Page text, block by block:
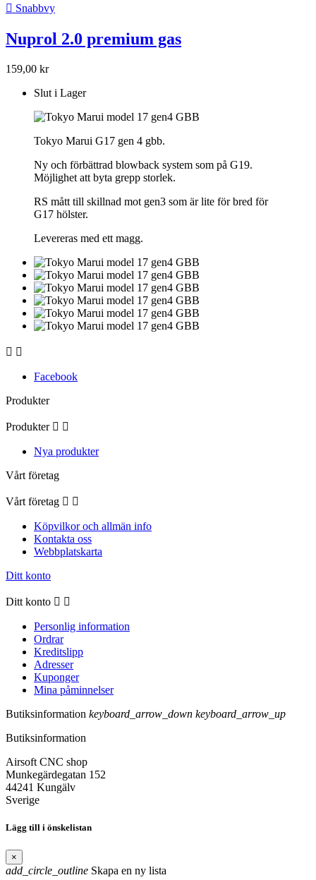
 Snabbvy
Nuprol 2.0 premium gas
159,00 kr
Slut i Lager
Tokyo Marui G17 gen 4 gbb.
Ny och förbättrad blowback system som på G19.
Möjlighet att byta grepp storlek.
RS mått till skillnad mot gen3 som är lite för bred för
G17 hölster.
Levereras med ett magg.
 
Facebook
Produkter
Produkter  
Nya produkter
Vårt företag
Vårt företag  
Köpvilkor och allmän info
Kontakta oss
Webbplatskarta
Ditt konto
Ditt konto  
Personlig information
Ordrar
Kreditslipp
Adresser
Kuponger
Mina påminnelser
Butiksinformation keyboard_arrow_down keyboard_arrow_up
Butiksinformation
Airsoft CNC shop
Munkegärdegatan 152
44241 Kungälv
Sverige
Lägg till i önskelistan
×
add_circle_outline Skapa en ny lista